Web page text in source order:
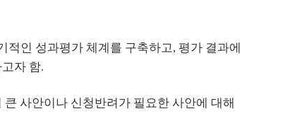
인 성과평가 체계를 구축하고, 평가 결과에
자 함.
사안이나 신청반려가 필요한 사안에 대해